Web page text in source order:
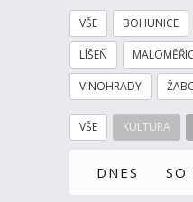
VŠE BOHUNICE
LÍŠEŇ
VINOHRADY
VŠE KULTURA
DNES SO